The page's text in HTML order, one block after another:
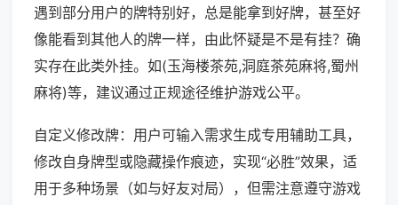
遇到部分用户的牌特别好，总是能拿到好牌，甚至好
像能看到其他人的牌一样，由此怀疑是不是有挂？确
实存在此类外挂。如(玉海楼茶苑,洞庭茶苑麻将,蜀州
麻将)等，建议通过正规途径维护游戏公平。
自定义修改牌：用户可输入需求生成专用辅助工具，
修改自身牌型或隐藏操作痕迹，实现“必胜”效果，适
用于多种场景（如与好友对局），但需注意遵守游戏